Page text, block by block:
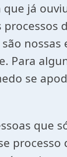
já
Para
se
que